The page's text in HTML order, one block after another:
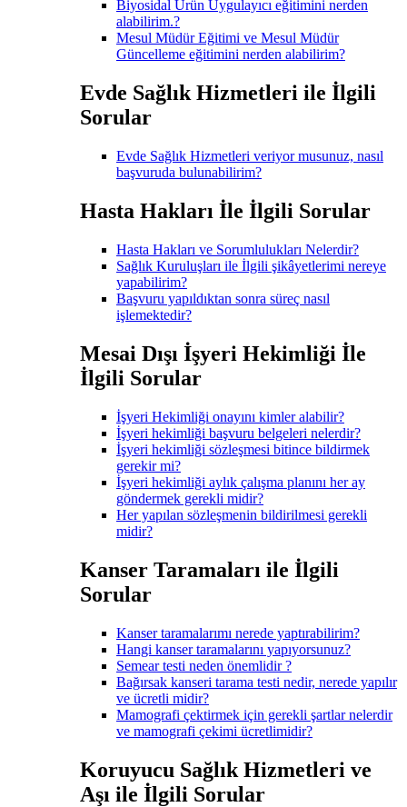
Biyosidal Ürün Uygulayıcı eğitimini nerden
alabilirim.?
Mesul Müdür Eğitimi ve Mesul Müdür
Güncelleme eğitimini nerden alabilirim?
Evde Sağlık Hizmetleri ile İlgili
Sorular
Evde Sağlık Hizmetleri veriyor musunuz, nasıl
başvuruda bulunabilirim?
Hasta Hakları İle İlgili Sorular
Hasta Hakları ve Sorumlulukları Nelerdir?
Sağlık Kuruluşları ile İlgili şikâyetlerimi nereye
yapabilirim?
Başvuru yapıldıktan sonra süreç nasıl
işlemektedir?
Mesai Dışı İşyeri Hekimliği İle
İlgili Sorular
İşyeri Hekimliği onayını kimler alabilir?
İşyeri hekimliği başvuru belgeleri nelerdir?
İşyeri hekimliği sözleşmesi bitince bildirmek
gerekir mi?
İşyeri hekimliği aylık çalışma planını her ay
göndermek gerekli midir?
Her yapılan sözleşmenin bildirilmesi gerekli
midir?
Kanser Taramaları ile İlgili
Sorular
Kanser taramalarımı nerede yaptırabilirim?
Hangi kanser taramalarını yapıyorsunuz?
Semear testi neden önemlidir ?
Bağırsak kanseri tarama testi nedir, nerede yapılır
ve ücretli midir?
Mamografi çektirmek için gerekli şartlar nelerdir
ve mamografi çekimi ücretlimidir?
Koruyucu Sağlık Hizmetleri ve
Aşı ile İlgili Sorular